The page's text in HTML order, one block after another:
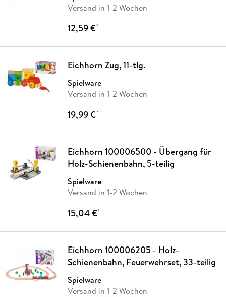
Versand in 1-2 Wochen
12,59 €*
Eichhorn Zug, 11-tlg.
Spielware
Versand in 1-2 Wochen
19,99 €*
Eichhorn 100006500 - Übergang für
Holz-Schienenbahn, 5-teilig
Spielware
Versand in 1-2 Wochen
15,04 €*
Eichhorn 100006205 - Holz-
Schienenbahn, Feuerwehrset, 33-teilig
Spielware
Versand in 1-2 Wochen